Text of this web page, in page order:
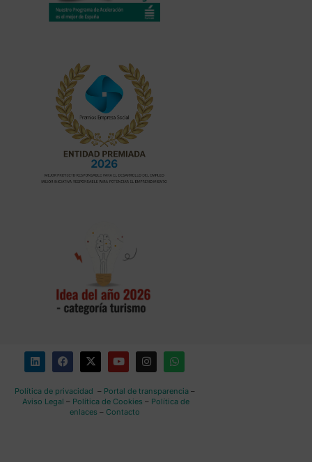
Política de privacidad – Portal de transparencia–
Aviso Legal – Política de Cookies – Política de
enlaces – Contacto